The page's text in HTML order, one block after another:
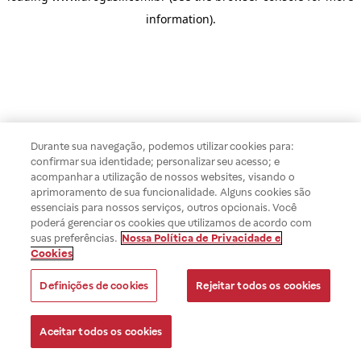
information).
Durante sua navegação, podemos utilizar cookies para:
confirmar sua identidade; personalizar seu acesso; e
acompanhar a utilização de nossos websites, visando o
aprimoramento de sua funcionalidade. Alguns cookies são
essenciais para nossos serviços, outros opcionais. Você
poderá gerenciar os cookies que utilizamos de acordo com
suas preferências. Nossa Política de Privacidade e
Cookies
Definições de cookies Rejeitar todos os cookies
Aceitar todos os cookies